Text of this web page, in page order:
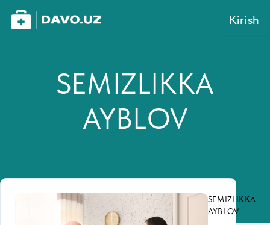
Kirish
SЕMIZLIKKA
AYBLOV
SЕMIZLIKKA
AYBLOV